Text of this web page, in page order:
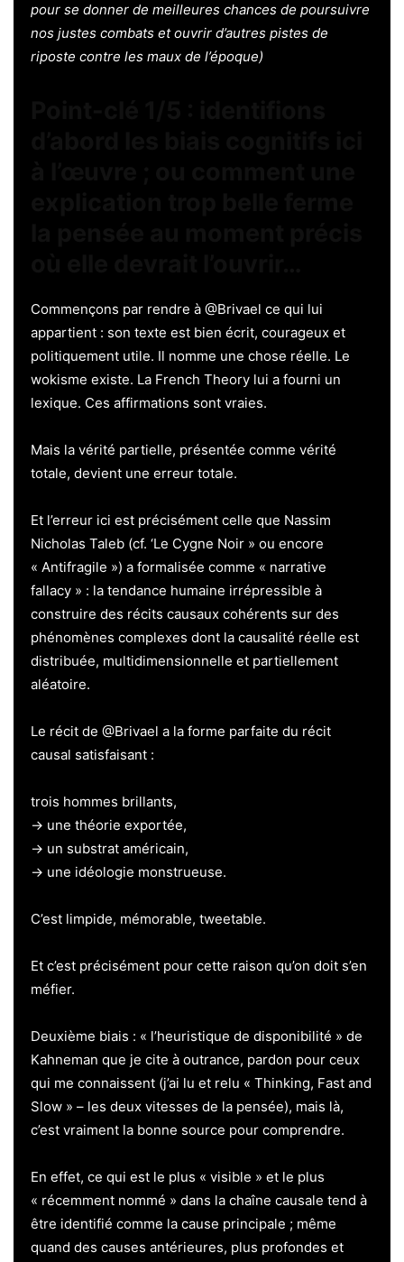
pour se donner de meilleures chances de poursuivre
nos justes combats et ouvrir d’autres pistes de
riposte contre les maux de l’époque)
Commençons par rendre à @Brivael ce qui lui
appartient : son texte est bien écrit, courageux et
politiquement utile. Il nomme une chose réelle. Le
wokisme existe. La French Theory lui a fourni un
lexique. Ces affirmations sont vraies.
Mais la vérité partielle, présentée comme vérité
totale, devient une erreur totale.
Et l’erreur ici est précisément celle que Nassim
Nicholas Taleb (cf. ‘Le Cygne Noir » ou encore
« Antifragile ») a formalisée comme « narrative
fallacy » : la tendance humaine irrépressible à
construire des récits causaux cohérents sur des
phénomènes complexes dont la causalité réelle est
distribuée, multidimensionnelle et partiellement
aléatoire.
Le récit de @Brivael a la forme parfaite du récit
causal satisfaisant :
trois hommes brillants,
→ une théorie exportée,
→ un substrat américain,
→ une idéologie monstrueuse.
C’est limpide, mémorable, tweetable.
Et c’est précisément pour cette raison qu’on doit s’en
méfier.
Deuxième biais : « l’heuristique de disponibilité » de
Kahneman que je cite à outrance, pardon pour ceux
qui me connaissent (j’ai lu et relu « Thinking, Fast and
Slow » – les deux vitesses de la pensée), mais là,
c’est vraiment la bonne source pour comprendre.
En effet, ce qui est le plus « visible » et le plus
« récemment nommé » dans la chaîne causale tend à
être identifié comme la cause principale ; même
quand des causes antérieures, plus profondes et